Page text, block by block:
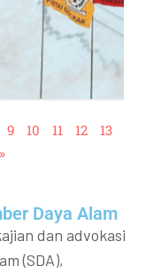
9 10 11 12
13
Daya Alam
dan advokasi
(SDA),